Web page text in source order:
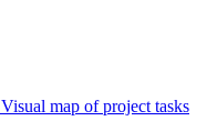
Visual map of project tasks